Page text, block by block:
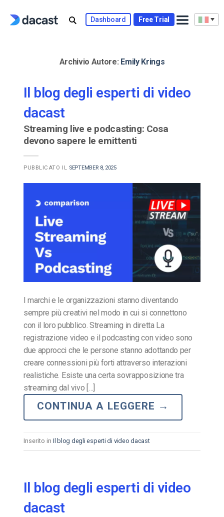
Dashboard Free Trial
Archivio Autore: Emily Krings
Il blog degli esperti di video
dacast
Streaming live e podcasting: Cosa
devono sapere le emittenti
PUBBLICATO IL SEPTEMBER 8, 2025
I marchi e le organizzazioni stanno diventando
sempre più creativi nel modo in cui si connettono
con il loro pubblico. Streaming in diretta La
registrazione video e il podcasting con video sono
due approcci che le persone stanno adottando per
creare connessioni più forti attraverso interazioni
realistiche. Esiste una certa sovrapposizione tra
streaming dal vivo […]
CONTINUA A LEGGERE →
Inserito in Il blog degli esperti di video dacast
Il blog degli esperti di video
dacast